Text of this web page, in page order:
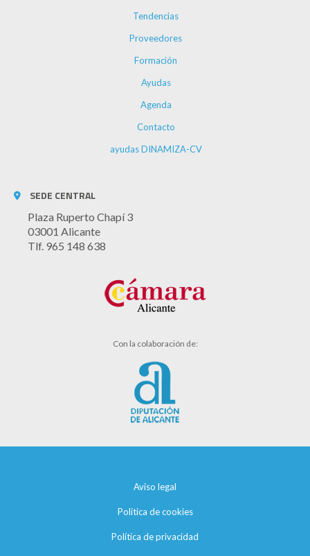
Tendencias
Proveedores
Formación
Ayudas
Agenda
Contacto
ayudas DINAMIZA-CV
SEDE CENTRAL
Plaza Ruperto Chapí 3
03001 Alicante
Tlf. 965 148 638
Con la colaboración de:
Aviso legal
Política de cookies
Política de privacidad